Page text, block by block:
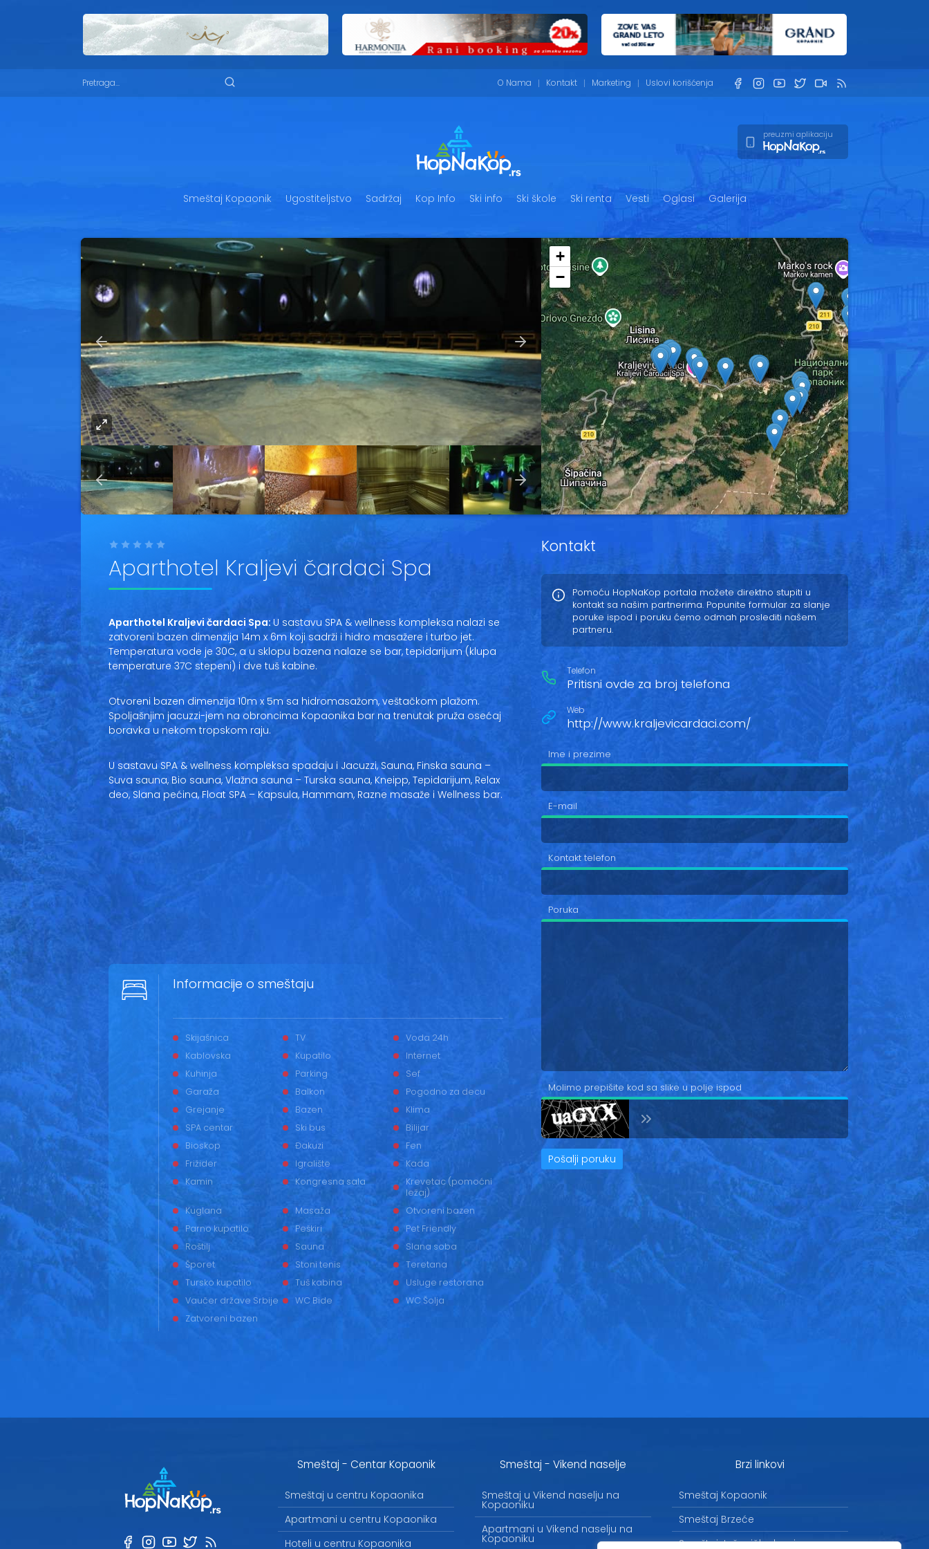
O Nama Kontakt Marketing Uslovi korišćenja
preuzmi aplikaciju
Smeštaj Kopaonik Ugostiteljstvo Sadržaj Kop Info Ski info Ski škole Ski renta Vesti Oglasi Galerija
+
−
Aparthotel Kraljevi čardaci Spa
Aparthotel Kraljevi čardaci Spa: U sastavu SPA & wellness kompleksa nalazi se
zatvoreni bazen dimenzija 14m x 6m koji sadrži i hidro masažere i turbo jet.
Temperatura vode je 30C, a u sklopu bazena nalaze se bar, tepidarijum (klupa
temperature 37C stepeni) i dve tuš kabine.
Otvoreni bazen dimenzija 10m x 5m sa hidromasažom, veštačkom plažom.
Spoljašnjim jacuzzi-jem na obroncima Kopaonika bar na trenutak pruža osećaj
boravka u nekom tropskom raju.
U sastavu SPA & wellness kompleksa spadaju i Jacuzzi, Sauna, Finska sauna –
Suva sauna, Bio sauna, Vlažna sauna – Turska sauna, Kneipp, Tepidarijum, Relax
deo, Slana pećina, Float SPA – Kapsula, Hammam, Razne masaže i Wellness bar.
Informacije o smeštaju
Skijašnica TV
Voda 24h
Kablovska
Kupatilo
Internet
Kuhinja
Parking
Sef
Garaža
Balkon
Pogodno za decu
Grejanje
Bazen
Klima
SPA centar
Ski bus
Bilijar
Bioskop
Đakuzi
Fen
Frižider
Igralište
Kada
Kamin
Kongresna sala
Krevetac (pomoćni
ležaj)
Kuglana
Masaža
Otvoreni bazen
Parno kupatilo
Peškiri
Pet Friendly
Roštilj
Sauna
Slana soba
Šporet
Stoni tenis
Teretana
Tursko kupatilo
Tuš kabina
Usluge restorana
Vaučer države Srbije
WC Bide
WC Šolja
Zatvoreni bazen
Kontakt
Pomoću HopNaKop portala možete direktno stupiti u
kontakt sa našim partnerima. Popunite formular za slanje
poruke ispod i poruku ćemo odmah proslediti našem
partneru.
Telefon
Pritisni ovde za broj telefona
Web
http://www.kraljevicardaci.com/
Ime i prezime
E-mail
Kontakt telefon
Poruka
Molimo prepišite kod sa slike u polje ispod
Pošalji poruku
Smeštaj - Centar Kopaonik
Smeštaj u centru Kopaonika
Apartmani u centru Kopaonika
Hoteli u centru Kopaonika
Smeštaj - Vikend naselje
Smeštaj u Vikend naselju na
Kopaoniku
Apartmani u Vikend naselju na
Kopaoniku
Brzi linkovi
Smeštaj Kopaonik
Smeštaj Brzeće
Smeštaj Jošanička banja